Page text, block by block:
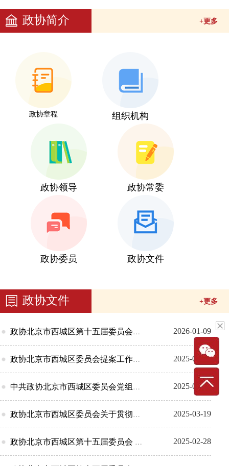
+更多
政协简介
政协章程 组织机构
政协领导 政协常委
政协委员 政协文件
+更多
政协文件
政协北京市西城区第十五届委员会第五次会议... 2026-01-09
政协北京市西城区委员会提案工作办法 2025-07-23
中共政协北京市西城区委员会党组关于成立委... 2025-05-19
政协北京市西城区委员会关于贯彻落实中共中... 2025-03-19
政协北京市西城区第十五届委员会 常务委... 2025-02-28